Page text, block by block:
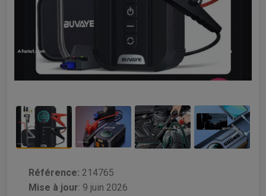
Référence: 214765
Mise à jour: 9 juin 2026